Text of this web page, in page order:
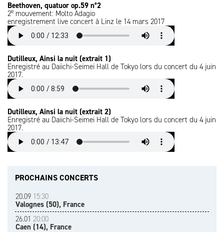
Beethoven, quatuor op.59 n°2
2e mouvement: Molto Adagio
enregistrement live concert à Linz le 14 mars 2017
Dutilleux, Ainsi la nuit (extrait 1)
Enregistré au Daiichi-Seimei Hall de Tokyo lors du concert du 4 juin
2017.
Dutilleux, Ainsi la nuit (extrait 2)
Enregistré au Daiichi-Seimei Hall de Tokyo lors du concert du 4 juin
2017.
PROCHAINS CONCERTS
20.09 15:30
Valognes (50), France
26.01 20:00
Caen (14), France